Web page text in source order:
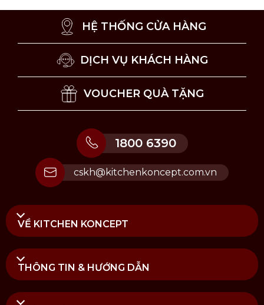
HỆ THỐNG CỬA HÀNG
DỊCH VỤ KHÁCH HÀNG
VOUCHER QUÀ TẶNG
1800 6390
cskh@kitchenkoncept.com.vn
VỀ KITCHEN KONCEPT
THÔNG TIN & HƯỚNG DẪN